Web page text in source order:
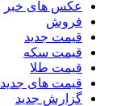
عکس های خبر
فروش
قیمت جدید
قیمت سکه
قیمت طلا
قیمت های جدید
گزارش جدید